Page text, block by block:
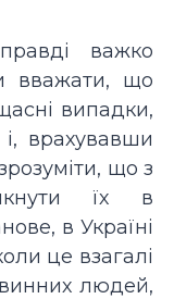
важко
вважати, що
випадки,
і, врахувавши
що з
їх в
в Україні
це взагалі
людей,